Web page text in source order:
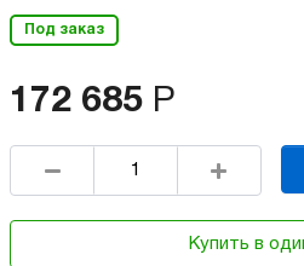
Под заказ
172 685 Р
Купить в